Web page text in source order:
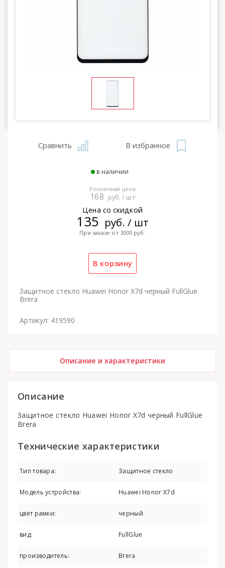
Сравнить В избранное
в наличии
Розничная цена
168 руб. / шт
Цена со скидкой
135 руб. / шт
При заказе от 3000 руб.
Защитное стекло Huawei Honor X7d черный FullGlue
Brera
Артикул: 419590
Описание и характеристики
Описание
Защитное стекло Huawei Honor X7d черный FullGlue
Brera
Технические характеристики
Тип товара: Защитное стекло
Модель устройства: Huawei Honor X7d
цвет рамки: черный
вид: FullGlue
производитель: Brera